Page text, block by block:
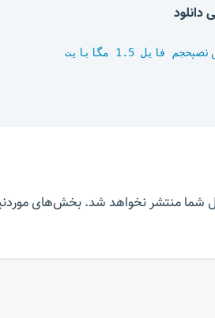
دانلود
نصبحجم فایل 1.5 مگابایت
شما منتشر نخواهد شد.بخش‌های